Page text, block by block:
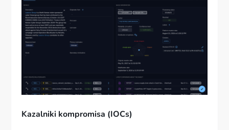
Kazalniki kompromisa (IOCs)